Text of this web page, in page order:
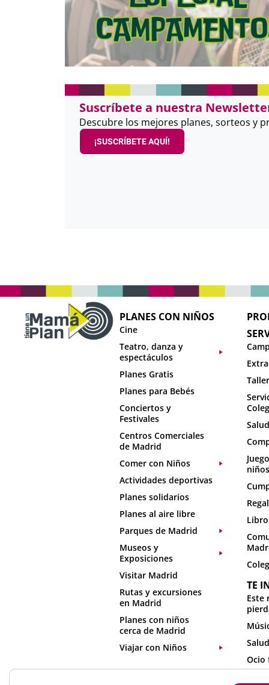
Suscríbete a nuestra
Descubre los mejores planes, sorteos y
¡SUSCRÍBETE AQUÍ!
PLANES CON NIÑOS
Cine
Teatro, danza y
espectáculos
Planes Gratis
Planes para Bebés
Conciertos y
Festivales
Centros Comerciales
de Madrid
Comer con Niños
Actividades deportivas
Planes solidarios
Planes al aire libre
Parques de Madrid
Museos y
Exposiciones
Visitar Madrid
Rutas y excursiones
en Madrid
Planes con niños
cerca de Madrid
Viajar con Niños
niños
TE
Este
Ocio